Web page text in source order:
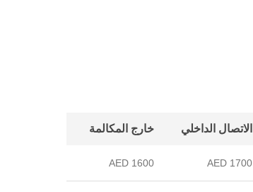
الاتصال الداخلي خارج المكالمة
1700 AED
1600 AED